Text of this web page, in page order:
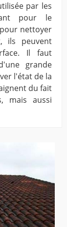
par les
pour le
nettoyer
ils peuvent
Il faut
grande
l'état de la
du fait
mais aussi